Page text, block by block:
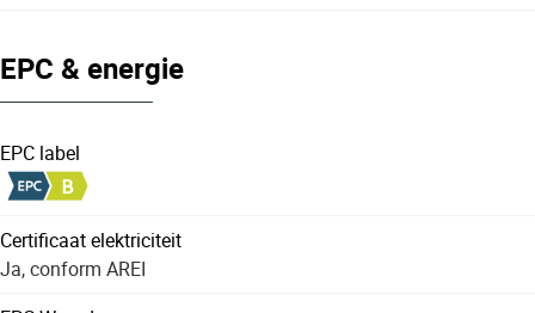
EPC & energie
EPC label
Certificaat elektriciteit
Ja, conform AREI